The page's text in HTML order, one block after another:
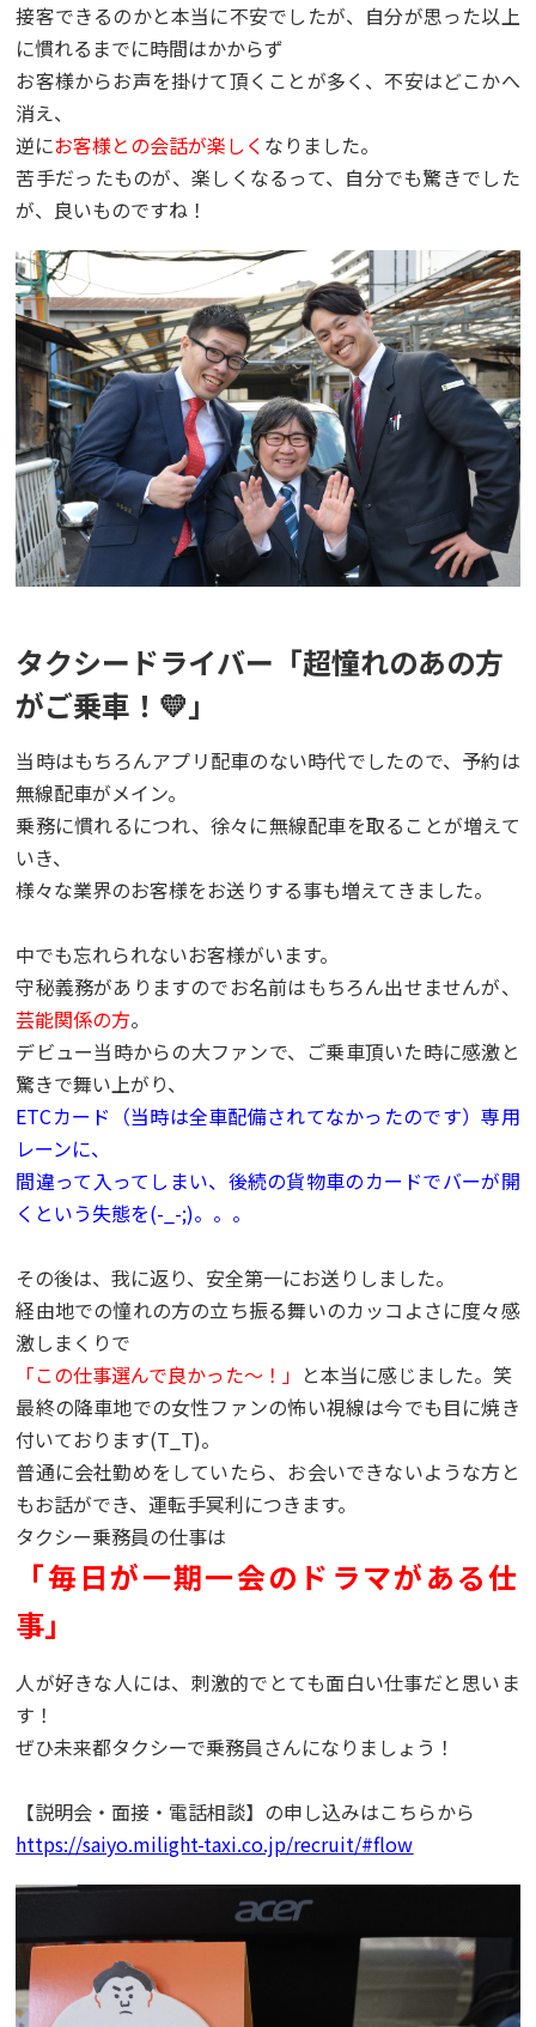
接客できるのかと本当に不安でしたが、自分が思った以上
に慣れるまでに時間はかからず
お客様からお声を掛けて頂くことが多く、不安はどこかへ
消え、
逆にお客様との会話が楽しく なりました。
苦手だったものが、楽しくなるって、自分でも驚きでした
が、良いものですね！
タクシードライバー「超憧れのあの方
がご乗車！💛」
当時はもちろんアプリ配車のない時代でしたので、予約は
無線配車がメイン。
乗務に慣れるにつれ、徐々に無線配車を取ることが増えて
いき、
様々な業界のお客様をお送りする事も増えてきました。
中でも忘れられないお客様がいます。
守秘義務がありますのでお名前はもちろん出せませんが、
芸能関係の方。
デビュー当時からの大ファンで、ご乗車頂いた時に感激と
驚きで舞い上がり、
ETCカード（当時は全車配備されてなかったのです）専用
レーンに、
間違って入ってしまい、後続の貨物車のカードでバーが開
くという失態を(-_-;)。。。
その後は、我に返り、安全第一にお送りしました。
経由地での憧れの方の立ち振る舞いのカッコよさに度々感
激しまくりで
「この仕事選んで良かった～！」 と本当に感じました。笑
最終の降車地での女性ファンの怖い視線は今でも目に焼き
付いております(T_T)。
普通に会社勤めをしていたら、お会いできないような方と
もお話ができ、運転手冥利につきます。
タクシー乗務員の仕事は
「毎日が一期一会のドラマがある仕
事」
人が好きな人には、刺激的でとても面白い仕事だと思いま
す！
ぜひ未来都タクシーで乗務員さんになりましょう！
【説明会・面接・電話相談】の申し込みはこちらから
https://saiyo.milight-taxi.co.jp/recruit/#flow